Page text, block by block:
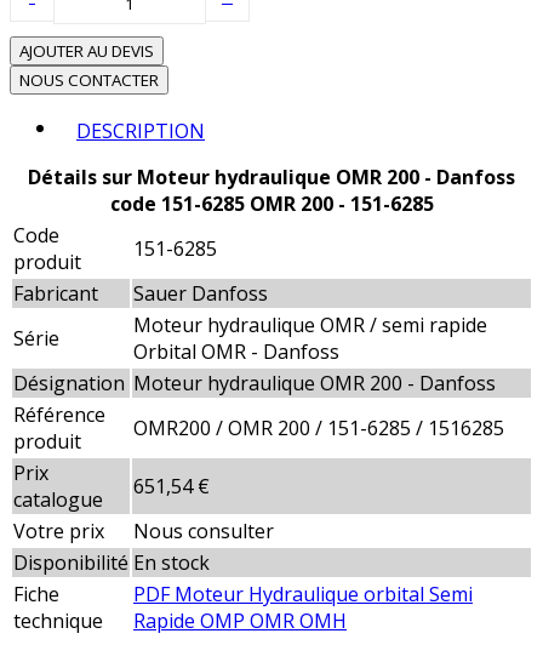
AJOUTER AU DEVIS
NOUS CONTACTER
DESCRIPTION
Détails sur Moteur hydraulique OMR 200 - Danfoss
code 151-6285 OMR 200 - 151-6285
Code
produit
151-6285
Fabricant
Sauer Danfoss
Série
Moteur hydraulique OMR / semi rapide
Orbital OMR - Danfoss
Désignation Moteur hydraulique OMR 200 - Danfoss
Référence
produit
OMR200 / OMR 200 / 151-6285 / 1516285
Prix
catalogue
651,54 €
Votre prix
Nous consulter
Disponibilité En stock
Fiche
technique
PDF Moteur Hydraulique orbital Semi
Rapide OMP OMR OMH